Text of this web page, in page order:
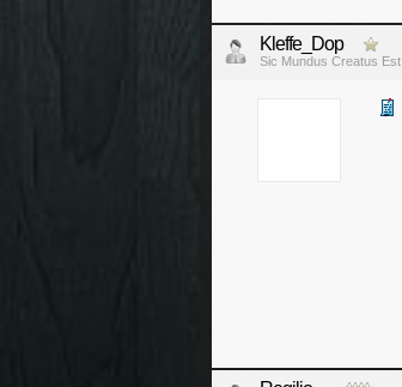
Kleffe_Dop
Sic Mundus Creatus Est